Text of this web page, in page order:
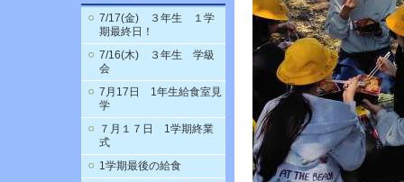
7/17(金) ３年生 １学
期最終日！
7/16(木) ３年生 学級
会
7月17日 1年生給食室見
学
７月１７日 1学期終業
式
1学期最後の給食